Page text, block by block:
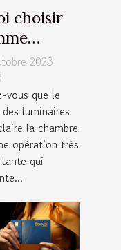
choisir
sa
?
2023
vous que le
luminaires
la chambre
opération très
qui